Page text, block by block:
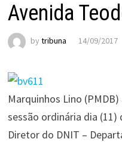
Avenida
by tribuna 14/09/2017
Marquinhos Lino
sessão ordinária dia
Diretor do DNIT –